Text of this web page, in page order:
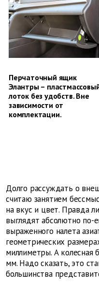
Перчаточный ящик
Элантры –
лоток без удобств. Вне
зависимости от
комплектации.
Долго рассуждать о
считаю занятием
на вкус и цвет. Правда
выглядят абсолютно по-
выраженного налета
геометрических
миллиметры. А колесная
мм. Надо сказать, это
большинства